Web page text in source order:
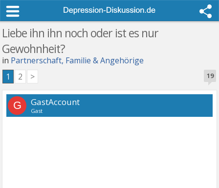
Liebe ihn ihn noch oder ist es nur
Gewohnheit?
in Partnerschaft, Familie & Angehörige
19
1 2 >
G GastAccount
Gast